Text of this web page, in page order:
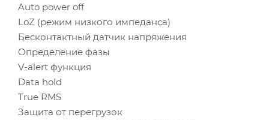
Auto power off
LoZ (режим низкого импеданса)
Бесконтактный датчик напряжения
Определение фазы
V-alert функция
Data hold
True RMS
Защита от перегрузок